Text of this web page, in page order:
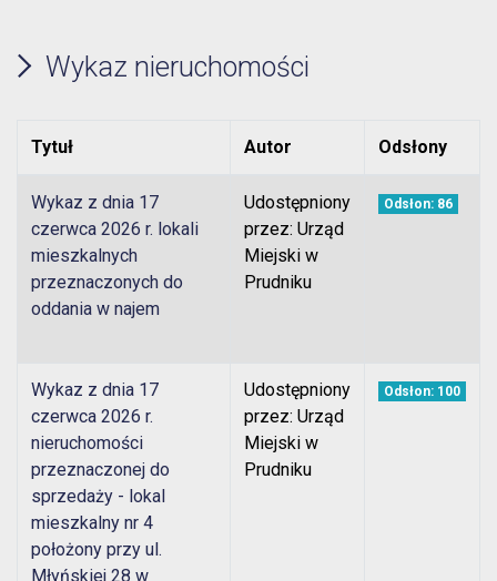
Wykaz nieruchomości
Tytuł Autor Odsłony
Wykaz z dnia 17
czerwca 2026 r. lokali
mieszkalnych
przeznaczonych do
oddania w najem
Udostępniony
przez: Urząd
Miejski w
Prudniku
Odsłon: 86
Wykaz z dnia 17
czerwca 2026 r.
nieruchomości
przeznaczonej do
sprzedaży - lokal
mieszkalny nr 4
położony przy ul.
Młyńskiej 28 w
Udostępniony
przez: Urząd
Miejski w
Prudniku
Odsłon: 100